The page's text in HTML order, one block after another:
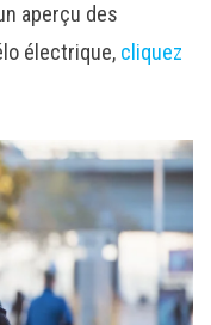
aperçu des
électrique, cliquez